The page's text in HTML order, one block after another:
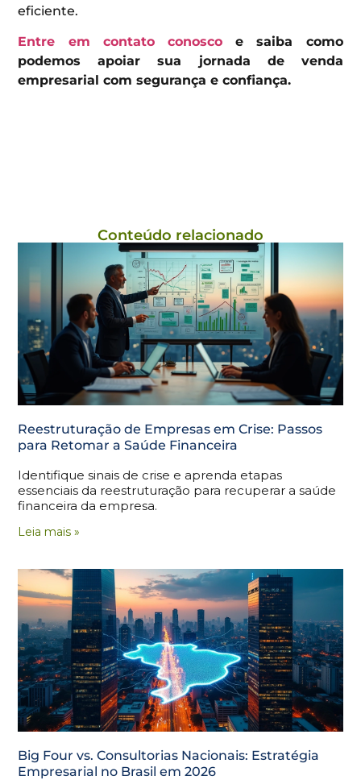
eficiente.
Entre em contato conoscoe saiba como
podemos apoiar sua jornada de venda
empresarial com segurança e confiança.
Conteúdo relacionado
Reestruturação de Empresas em Crise: Passos
para Retomar a Saúde Financeira
Identifique sinais de crise e aprenda etapas
essenciais da reestruturação para recuperar a saúde
financeira da empresa.
Leia mais »
Big Four vs. Consultorias Nacionais: Estratégia
Empresarial no Brasil em 2026